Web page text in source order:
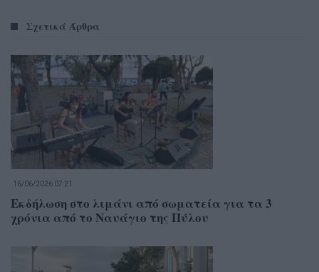
Σχετικά Άρθρα
16/06/2026 07:21
Εκδήλωση στο λιμάνι από σωματεία για τα 3
χρόνια από το Ναυάγιο της Πύλου